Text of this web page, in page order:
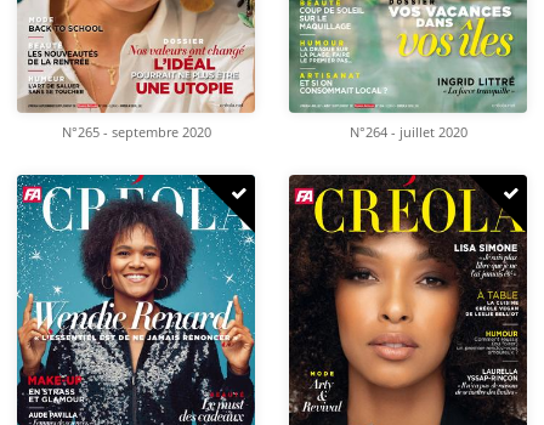
N°265 - septembre 2020 N°264 - juillet 2020